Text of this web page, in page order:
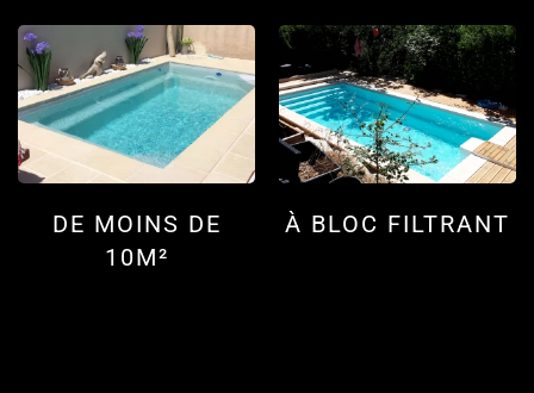
DE MOINS DE
10M²
À BLOC FILTRANT